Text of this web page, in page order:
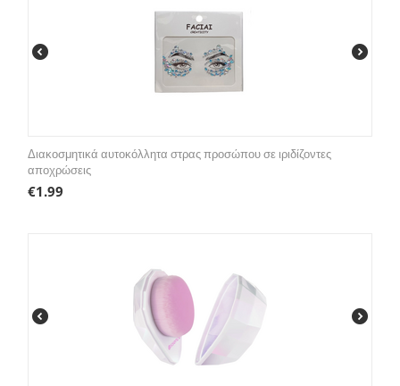
Διακοσμητικά αυτοκόλλητα στρας προσώπου σε ιριδίζοντες
αποχρώσεις
€1.99